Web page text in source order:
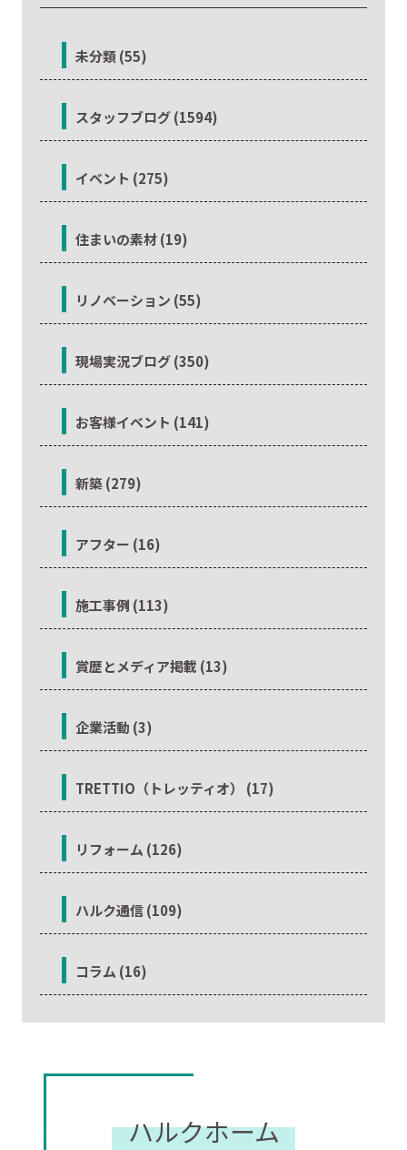
未分類 (55)
スタッフブログ (1594)
イベント (275)
住まいの素材 (19)
リノベーション (55)
現場実況ブログ (350)
お客様イベント (141)
新築 (279)
アフター (16)
施工事例 (113)
賞歴とメディア掲載 (13)
企業活動 (3)
TRETTIO（トレッティオ） (17)
リフォーム (126)
ハルク通信 (109)
コラム (16)
ハルクホーム